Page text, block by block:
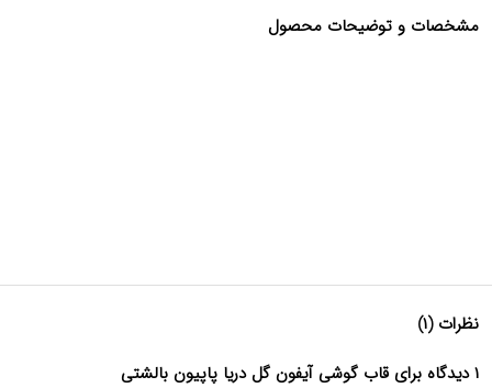
مشخصات و توضیحات محصول
نظرات (۱)
۱ دیدگاه برای قاب گوشی آیفون گل دریا پاپیون بالشتی